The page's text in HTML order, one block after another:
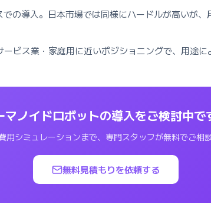
での導入。日本市場では同様にハードルが高いが
ービス業・家庭用に近いポジショニングで、用途に
マノイドロボットの導入をご検討中で
用シミュレーションまで、専門スタッフが無料でご相
無料見積もりを依頼する